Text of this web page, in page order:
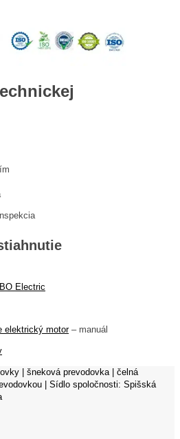
Electric
elektrický motor– manuál
| šneková prevodovka | čelná
| Sídlo spoločnosti: Spišská